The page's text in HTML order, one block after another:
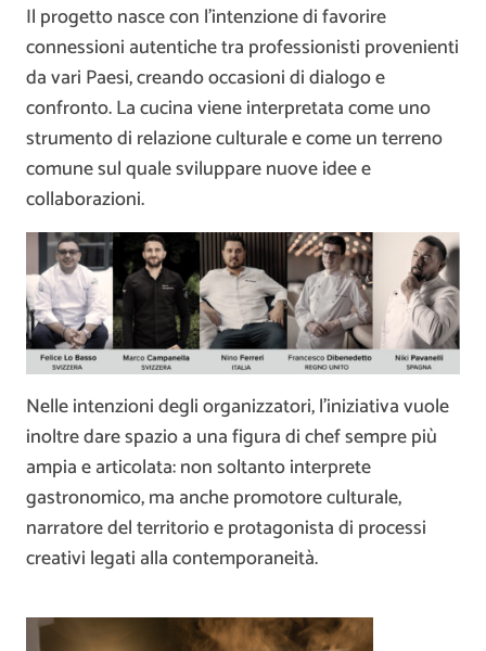
Il progetto nasce con l’intenzione di favorire
connessioni autentiche tra professionisti provenienti
da vari Paesi, creando occasioni di dialogo e
confronto. La cucina viene interpretata come uno
strumento di relazione culturale e come un terreno
comune sul quale sviluppare nuove idee e
collaborazioni.
Nelle intenzioni degli organizzatori, l’iniziativa vuole
inoltre dare spazio a una figura di chef sempre più
ampia e articolata: non soltanto interprete
gastronomico, ma anche promotore culturale,
narratore del territorio e protagonista di processi
creativi legati alla contemporaneità.